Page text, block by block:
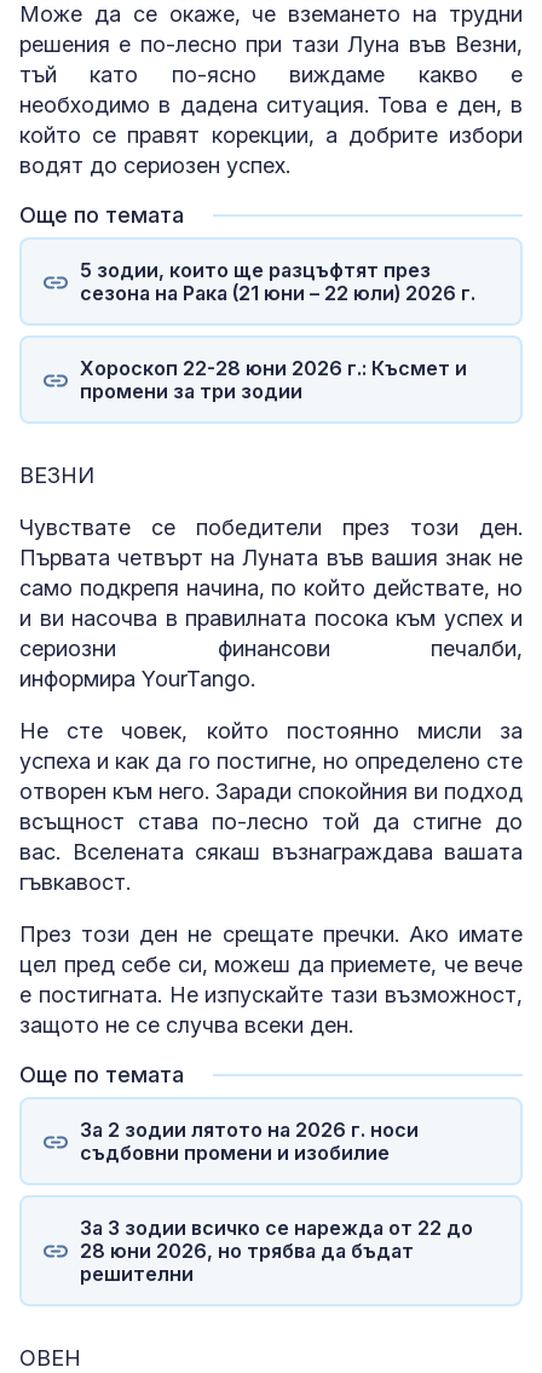
Може да се окаже, че вземането на трудни
решения е по-лесно при тази Луна във Везни,
тъй като по-ясно виждаме какво е
необходимо в дадена ситуация. Това е ден, в
който се правят корекции, а добрите избори
водят до сериозен успех.
Още по темата
5 зодии, които ще разцъфтят през
сезона на Рака (21 юни – 22 юли) 2026 г.
Хороскоп 22-28 юни 2026 г.: Късмет и
промени за три зодии
ВЕЗНИ
Чувствате се победители през този ден.
Първата четвърт на Луната във вашия знак не
само подкрепя начина, по който действате, но
и ви насочва в правилната посока към успех и
сериозни финансови печалби,
информира YourTango.
Не сте човек, който постоянно мисли за
успеха и как да го постигне, но определено сте
отворен към него. Заради спокойния ви подход
всъщност става по-лесно той да стигне до
вас. Вселената сякаш възнаграждава вашата
гъвкавост.
През този ден не срещате пречки. Ако имате
цел пред себе си, можеш да приемете, че вече
е постигната. Не изпускайте тази възможност,
защото не се случва всеки ден.
Още по темата
За 2 зодии лятото на 2026 г. носи
съдбовни промени и изобилие
За 3 зодии всичко се нарежда от 22 до
28 юни 2026, но трябва да бъдат
решителни
ОВЕН